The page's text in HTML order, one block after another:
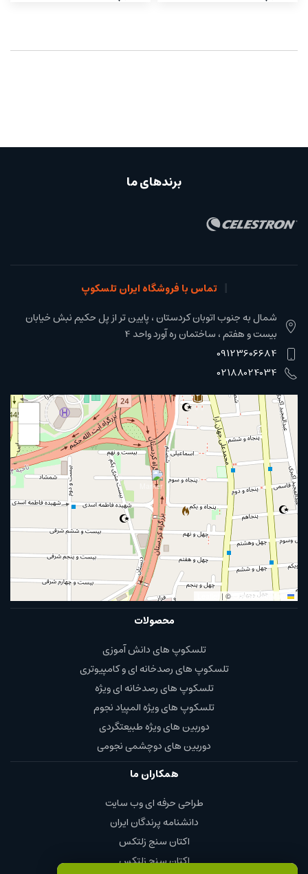
برندهای ما
تماس با فروشگاه ایران تلسکوپ
شمال به جنوب اتوبان کردستان ، پایین تر از پل حکیم نبش خیابان
بیست و هفتم ، ساختمان ره آورد واحد 4
09123606684
02188024034
| © OpenStreetMap
محصولات
تلسکوپ های دانش آموزی
تلسکوپ های رصدخانه ای و کامپیوتری
تلسکوپ های رصدخانه ای ویژه
تلسکوپ های ویژه المپیاد نجوم
دوربین های ویژه طبیعتگردی
دوربین های دوچشمی نجومی
همکاران ما
طراحی حرفه ای وب سایت
دانشنامه پرندگان ایران
اکتان سنج زلتکس
اکتان سنج زلتکس